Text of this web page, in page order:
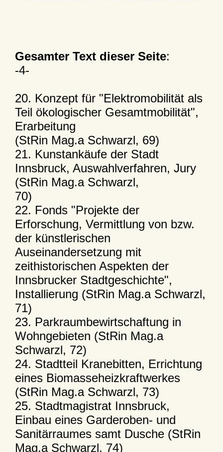
Gesamter Text dieser Seite:
-4-
20. Konzept für "Elektromobilität als
Teil ökologischer Gesamtmobilität",
Erarbeitung
(StRin Mag.a Schwarzl, 69)
21. Kunstankäufe der Stadt
Innsbruck, Auswahlverfahren, Jury
(StRin Mag.a Schwarzl,
70)
22. Fonds "Projekte der
Erforschung, Vermittlung von bzw.
der künstlerischen
Auseinandersetzung mit
zeithistorischen Aspekten der
Innsbrucker Stadtgeschichte",
Installierung (StRin Mag.a Schwarzl,
71)
23. Parkraumbewirtschaftung in
Wohngebieten (StRin Mag.a
Schwarzl, 72)
24. Stadtteil Kranebitten, Errichtung
eines Biomasseheizkraftwerkes
(StRin Mag.a Schwarzl, 73)
25. Stadtmagistrat Innsbruck,
Einbau eines Garderoben- und
Sanitärraumes samt Dusche (StRin
Mag.a Schwarzl, 74)